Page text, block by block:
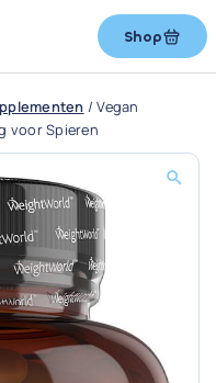
Shop
/Vegan
voor Spieren